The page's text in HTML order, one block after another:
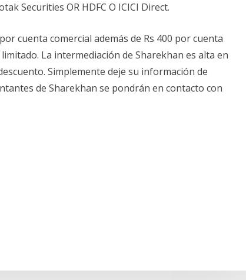
Securities OR HDFC O ICICI Direct.
cuenta comercial además de Rs 400 por cuenta
La intermediación de Sharekhan es alta en
Simplemente deje su información de
de Sharekhan se pondrán en contacto con